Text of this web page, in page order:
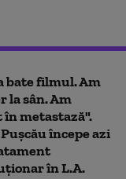
bate filmul. Am
la sân. Am
metastază".
începe azi
în L.A.